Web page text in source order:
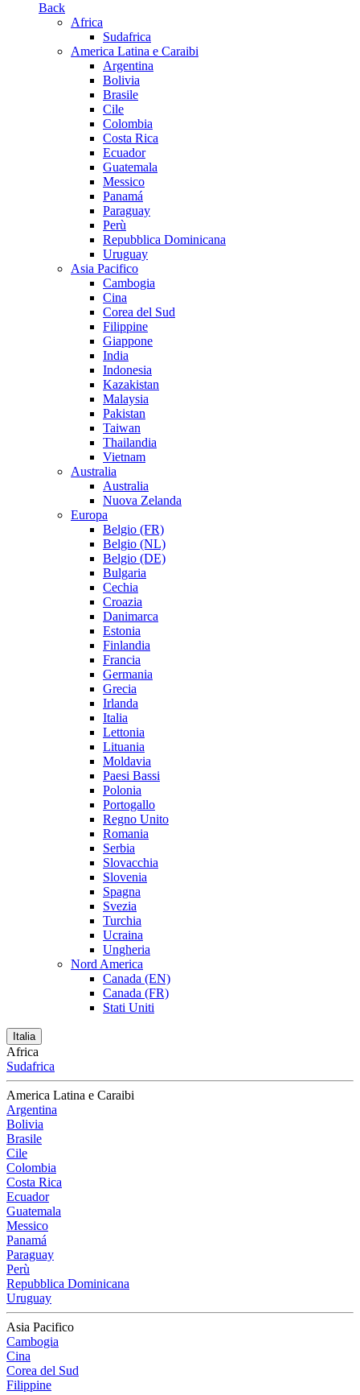
Back
Africa
Sudafrica
America Latina e Caraibi
Argentina
Bolivia
Brasile
Cile
Colombia
Costa Rica
Ecuador
Guatemala
Messico
Panamá
Paraguay
Perù
Repubblica Dominicana
Uruguay
Asia Pacifico
Cambogia
Cina
Corea del Sud
Filippine
Giappone
India
Indonesia
Kazakistan
Malaysia
Pakistan
Taiwan
Thailandia
Vietnam
Australia
Australia
Nuova Zelanda
Europa
Belgio (FR)
Belgio (NL)
Belgio (DE)
Bulgaria
Cechia
Croazia
Danimarca
Estonia
Finlandia
Francia
Germania
Grecia
Irlanda
Italia
Lettonia
Lituania
Moldavia
Paesi Bassi
Polonia
Portogallo
Regno Unito
Romania
Serbia
Slovacchia
Slovenia
Spagna
Svezia
Turchia
Ucraina
Ungheria
Nord America
Canada (EN)
Canada (FR)
Stati Uniti
Italia
Africa
Sudafrica
America Latina e Caraibi
Argentina
Bolivia
Brasile
Cile
Colombia
Costa Rica
Ecuador
Guatemala
Messico
Panamá
Paraguay
Perù
Repubblica Dominicana
Uruguay
Asia Pacifico
Cambogia
Cina
Corea del Sud
Filippine